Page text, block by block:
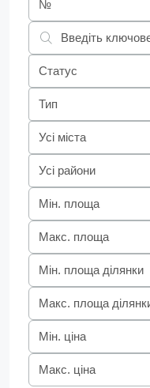
Статус
Тип
Усі міста
Усі райони